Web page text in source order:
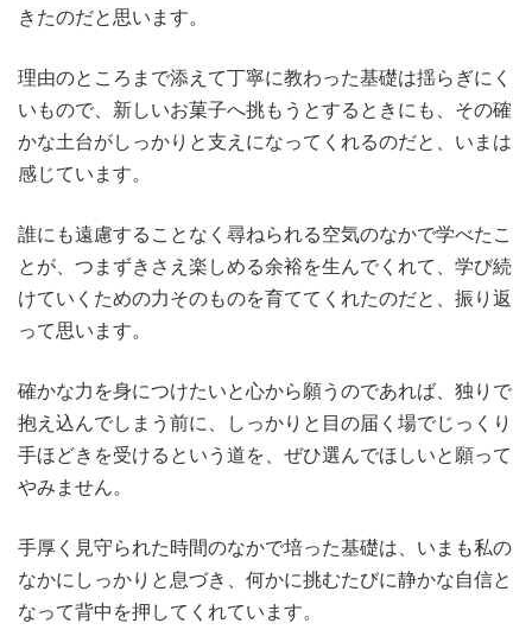
きたのだと思います。
理由のところまで添えて丁寧に教わった基礎は揺らぎにく
いもので、新しいお菓子へ挑もうとするときにも、その確
かな土台がしっかりと支えになってくれるのだと、いまは
感じています。
誰にも遠慮することなく尋ねられる空気のなかで学べたこ
とが、つまずきさえ楽しめる余裕を生んでくれて、学び続
けていくための力そのものを育ててくれたのだと、振り返
って思います。
確かな力を身につけたいと心から願うのであれば、独りで
抱え込んでしまう前に、しっかりと目の届く場でじっくり
手ほどきを受けるという道を、ぜひ選んでほしいと願って
やみません。
手厚く見守られた時間のなかで培った基礎は、いまも私の
なかにしっかりと息づき、何かに挑むたびに静かな自信と
なって背中を押してくれています。